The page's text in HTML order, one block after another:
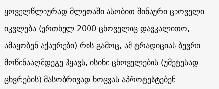
ყოველწლიურად მლეთაში ასობით შინაური ცხოველი
იკვლება (ერთხელ 2000 ცხოველიც დავკალითო,
ამაყობენ აქაურები) რის გამოც, ამ ტრადიციას ბევრი
მოწინააღმდეგე ჰყავს, ისინი ცხოველების (უმეტესად
ცხვრების) მასობრივად ხოცვას აპროტესტებენ.